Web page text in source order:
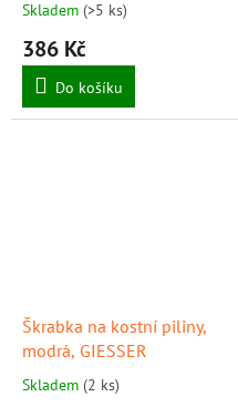
Skladem (>5 ks)
386 Kč
Do košíku
Škrabka na kostní piliny,
modrá, GIESSER
Skladem (2 ks)